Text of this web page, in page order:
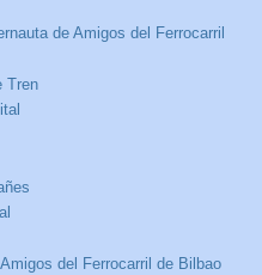
de Amigos del Ferrocarril
Tren
del Ferrocarril de Bilbao